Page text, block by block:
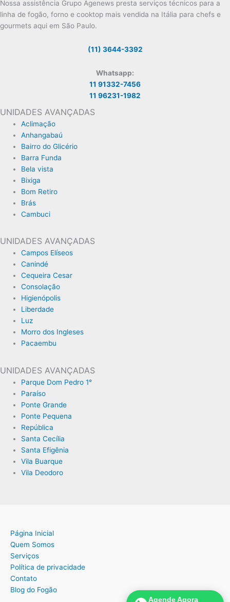
Nossa assistência Grupo Agenews presta serviços técnicos para a
linha de fogão, forno e cooktop mais vendida na Itália para chefs e
gourmets aqui em São Paulo.
(11) 3644-3392
Whatsapp:
11 91332-7456
11 96231-1982
UNIDADES AVANÇADAS
Aclimação
Anhangabaú
Bairro do Glicério
Barra Funda
Bela vista
Bixiga
Bom Retiro
Brás
Cambuci
UNIDADES AVANÇADAS
Campos Elíseos
Canindé
Cequeira Cesar
Consolação
Higienópolis
Liberdade
Luz
Morro dos Ingleses
Pacaembu
UNIDADES AVANÇADAS
Parque Dom Pedro 1°
Paraíso
Ponte Grande
Ponte Pequena
República
Santa Cecília
Santa Efigênia
Vila Buarque
Vila Deodoro
Página Inicial
Quem Somos
Serviços
Política de privacidade
Contato
Blog do Fogão
Agende Agora